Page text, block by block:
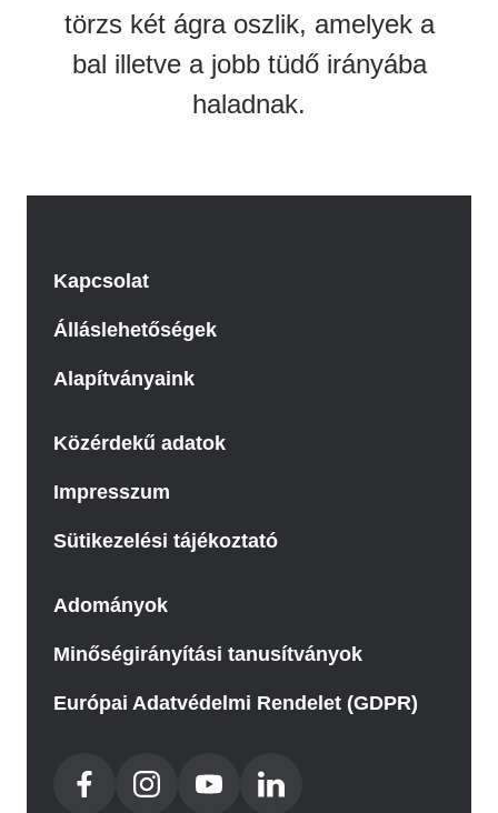
törzs két ágra oszlik, amelyek a
bal illetve a jobb tüdő irányába
haladnak.
Kapcsolat
Álláslehetőségek
Alapítványaink
Közérdekű adatok
Impresszum
Sütikezelési tájékoztató
Adományok
Minőségirányítási tanusítványok
Európai Adatvédelmi Rendelet (GDPR)